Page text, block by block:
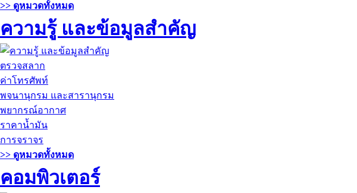
>> ดูหมวดทั้งหมด
ความรู้ และข้อมูลสำคัญ
ตรวจสลาก
ค่าโทรศัพท์
พจนานุกรม และสารานุกรม
พยากรณ์อากาศ
ราคาน้ำมัน
การจราจร
>> ดูหมวดทั้งหมด
คอมพิวเตอร์